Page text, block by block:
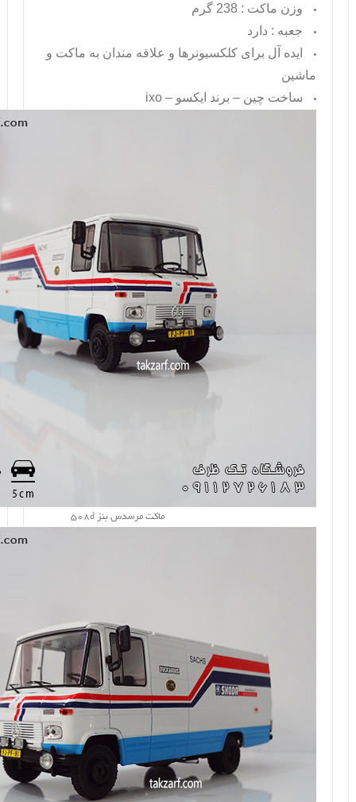
وزن ماکت : 238 گرم
جعبه : دارد
ایده آل برای کلکسیونرها و علاقه مندان به ماکت و
ماشین
ساخت چین – برند ایکسو – ixo
ماکت مرسدس بنز 508d